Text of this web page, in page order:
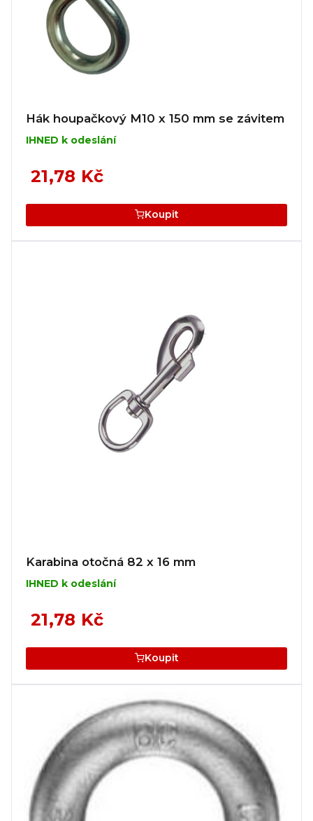
Hák houpačkový M10 x 150 mm se závitem
IHNED k odeslání
21,78 Kč
Koupit
Karabina otočná 82 x 16 mm
IHNED k odeslání
21,78 Kč
Koupit